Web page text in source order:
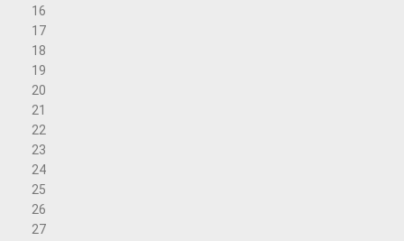
16
17
18
19
20
21
22
23
24
25
26
27